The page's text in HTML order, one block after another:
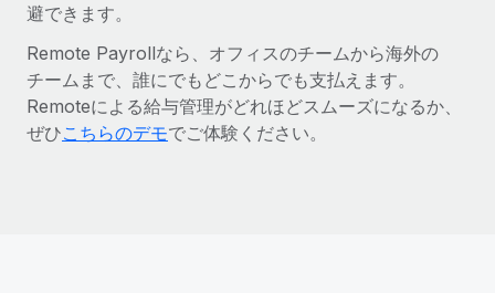
避できます。
Remote Payrollなら、オフィスのチームから海外の
チームまで、誰にでもどこからでも支払えます。
Remoteによる給与管理がどれほどスムーズになるか、
ぜひこちらのデモでご体験ください。